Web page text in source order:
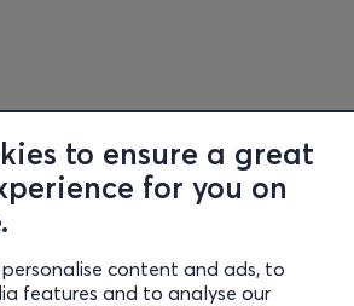
to ensure a great
for you on
content and ads, to
features and to analyse our